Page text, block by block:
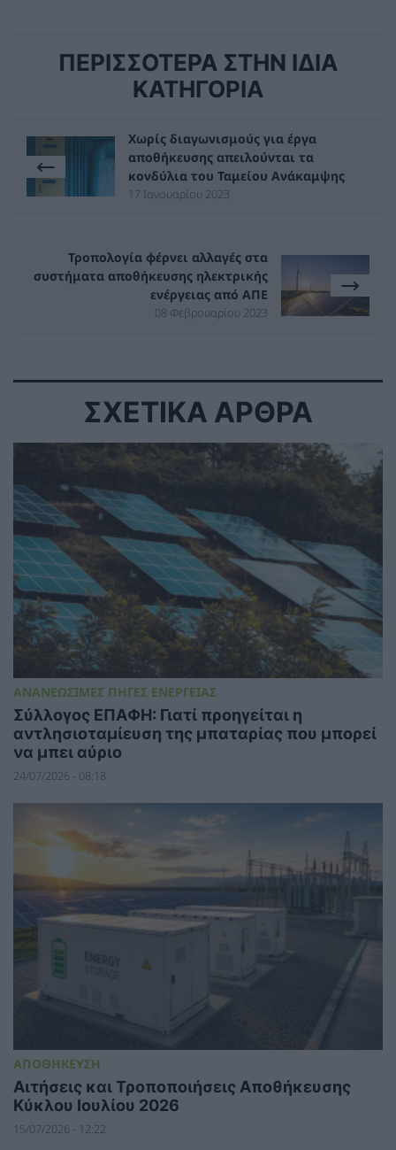
ΠΕΡΙΣΣΟΤΕΡΑ ΣΤΗΝ ΙΔΙΑ
ΚΑΤΗΓΟΡΙΑ
Χωρίς διαγωνισμούς για έργα
αποθήκευσης απειλούνται τα
κονδύλια του Ταμείου Ανάκαμψης
17 Ιανουαρίου 2023
Τροπολογία φέρνει αλλαγές στα
συστήματα αποθήκευσης ηλεκτρικής
ενέργειας από ΑΠΕ
08 Φεβρουαρίου 2023
ΣΧΕΤΙΚΑ ΑΡΘΡΑ
ΑΝΑΝΕΩΣΙΜΕΣ ΠΗΓΕΣ ΕΝΕΡΓΕΙΑΣ
Σύλλογος ΕΠΑΦΗ: Γιατί προηγείται η
αντλησιοταμίευση της μπαταρίας που μπορεί
να μπει αύριο
24/07/2026 - 08:18
ΑΠΟΘΗΚΕΥΣΗ
Αιτήσεις και Τροποποιήσεις Αποθήκευσης
Κύκλου Ιουλίου 2026
15/07/2026 - 12:22